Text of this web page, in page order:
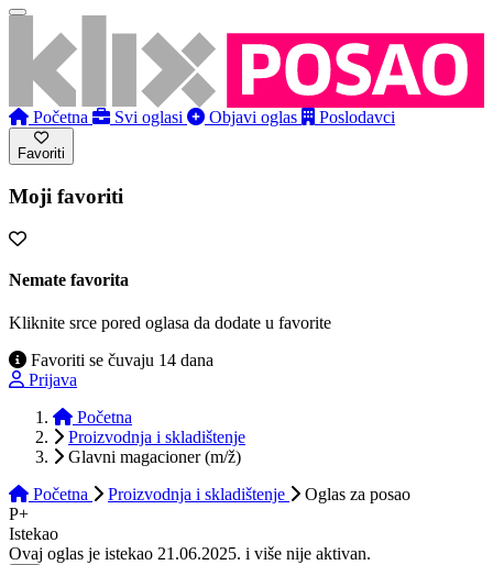
Početna Svi oglasi Objavi oglas Poslodavci
Favoriti
Moji favoriti
Nemate favorita
Kliknite srce pored oglasa da dodate u favorite
Favoriti se čuvaju 14 dana
Prijava
Početna
Proizvodnja i skladištenje
Glavni magacioner (m/ž)
Početna
Proizvodnja i skladištenje Oglas za posao
P+
Istekao
Ovaj oglas je istekao 21.06.2025. i više nije aktivan.